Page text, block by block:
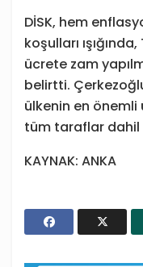
DİSK, hem
koşulları
ücrete zam
belirtti.
ülkenin en önemli
tüm taraflar dahil
KAYNAK: ANKA